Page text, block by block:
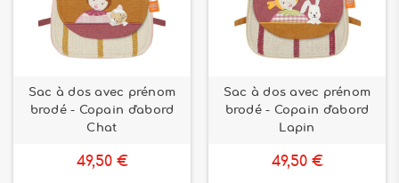
Sac à dos avec prénom
brodé - Copain d'abord
Chat
49,50 €
Sac à dos avec prénom
brodé - Copain d'abord
Lapin
49,50 €